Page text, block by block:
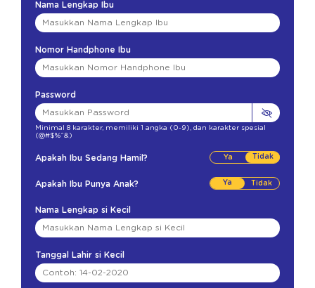
Nama Lengkap Ibu
Nomor Handphone Ibu
Password
Minimal 8 karakter, memiliki 1 angka (0-9) , dan karakter spesial
(@#$%^&)
Apakah Ibu Sedang Hamil? Tidak
Apakah Ibu Punya Anak? Ya
Nama Lengkap si Kecil
Tanggal Lahir si Kecil